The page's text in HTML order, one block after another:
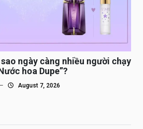
ngày càng nhiều người chạy
hoa Dupe”?
August 7, 2026